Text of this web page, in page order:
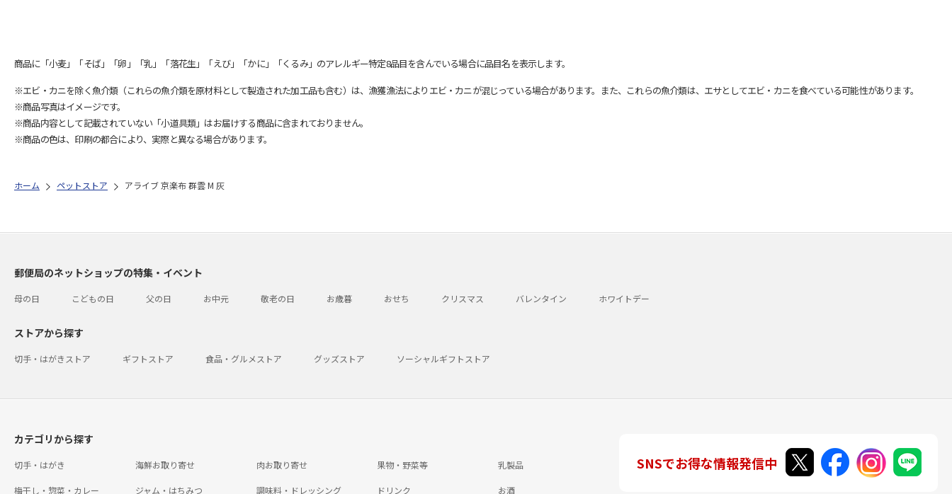
商品に「小麦」「そば」「卵」「乳」「落花生」「えび」「かに」「くるみ」のアレルギー特定8品目を含んでいる場合に品目名を表示します。
※エビ・カニを除く魚介類（これらの魚介類を原材料として製造された加工品も含む）は、漁獲漁法によりエビ・カニが混じっている場合があります。また、これらの魚介類は、エサとしてエビ・カニを食べている可能性があります。
※商品写真はイメージです。
※商品内容として記載されていない「小道具類」はお届けする商品に含まれておりません。
※商品の色は、印刷の都合により、実際と異なる場合があります。
ホーム ペットストア アライブ 京楽布 群雲 M 灰
郵便局のネットショップの特集・イベント
母の日 こどもの日 父の日 お中元 敬老の日 お歳暮 おせち クリスマス バレンタイン ホワイトデー
ストアから探す
切手・はがきストア ギフトストア 食品・グルメストア グッズストア ソーシャルギフトストア
カテゴリから探す
切手・はがき 海鮮お取り寄せ 肉お取り寄せ 果物・野菜等 乳製品
梅干し・惣菜・カレー ジャム・はちみつ 調味料・ドレッシング ドリンク お酒
SNSでお得な情報発信中